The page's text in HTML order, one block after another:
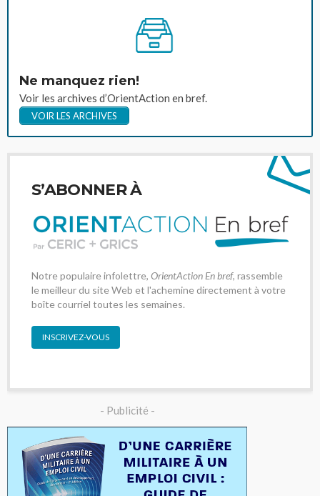
Ne manquez rien!
Voir les archives d’OrientAction en bref.
VOIR LES ARCHIVES
S’ABONNER À
Notre populaire infolettre, OrientAction En bref, rassemble
le meilleur du site Web et l'achemine directement à votre
boîte courriel toutes les semaines.
INSCRIVEZ-VOUS
- Publicité -